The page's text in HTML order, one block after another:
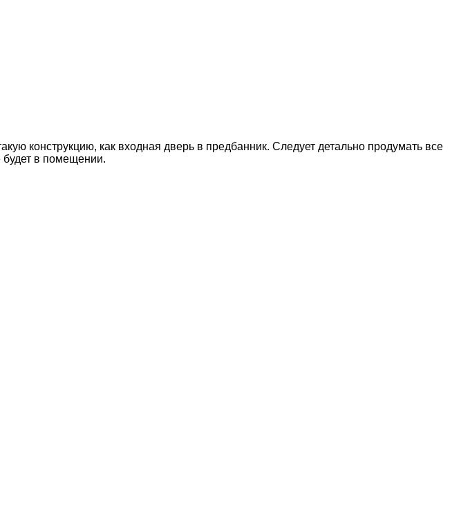
конструкцию, как входная дверь в предбанник. Следует детально продумать все
будет в помещении.